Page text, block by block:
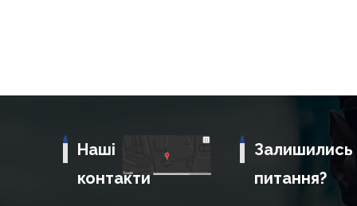
Наші
контакти
Залишились
питання?